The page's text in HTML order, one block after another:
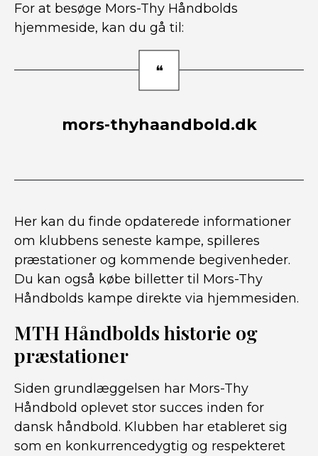
For at besøge Mors-Thy Håndbolds
hjemmeside, kan du gå til:
mors-thyhaandbold.dk
Her kan du finde opdaterede informationer
om klubbens seneste kampe, spilleres
præstationer og kommende begivenheder.
Du kan også købe billetter til Mors-Thy
Håndbolds kampe direkte via hjemmesiden.
MTH Håndbolds historie og
præstationer
Siden grundlæggelsen har Mors-Thy
Håndbold oplevet stor succes inden for
dansk håndbold. Klubben har etableret sig
som en konkurrencedygtig og respekteret